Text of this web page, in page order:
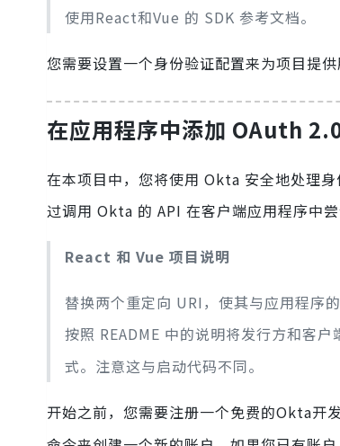
使用React和Vue 的 SDK 参考文档。
您需要设置一个身份验证配置来为项目提供
在应用程序中添加 OAuth
在本项目中，您将使用 Okta 安全地处理
过调用 Okta 的 API 在客户端应用程序中尝
React 和 Vue 项目说明
替换两个重定向 URI，使其与应用程序
按照 README 中的说明将发行方和客
式。注意这与启动代码不同。
开始之前，您需要注册一个免费的Okta开